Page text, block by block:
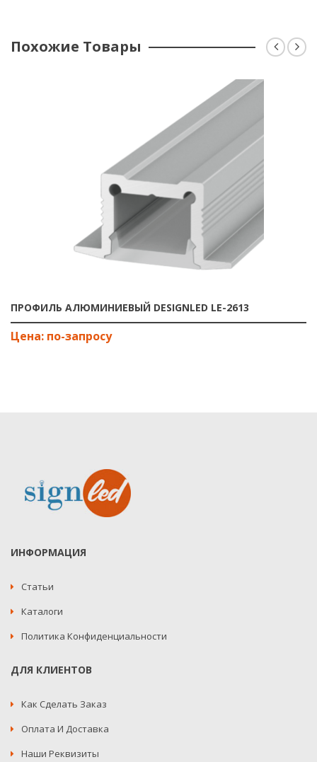
Похожие Товары
ПРОФИЛЬ АЛЮМИНИЕВЫЙ DESIGNLED LE-2613
ИНФОРМАЦИЯ
Статьи
Каталоги
Политика Конфиденциальности
ДЛЯ КЛИЕНТОВ
Как Сделать Заказ
Оплата И Доставка
Наши Реквизиты